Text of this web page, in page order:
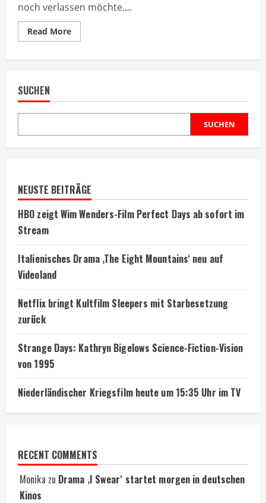
noch verlassen möchte....
Read MoreRead
more
um
Sohn
SUCHEN
SUCHEN
NEUSTE BEITRÄGE
HBO zeigt Wim Wenders-Film Perfect Days ab sofort im
Stream
Italienisches Drama ‚The Eight Mountains‘ neu auf
Videoland
Netflix bringt Kultfilm Sleepers mit Starbesetzung
zurück
Strange Days: Kathryn Bigelows Science-Fiction-Vision
von 1995
Niederländischer Kriegsfilm heute um 15:35 Uhr im TV
RECENT COMMENTS
Monika zu Drama ‚I Swear‘ startet morgen in deutschen
Kinos